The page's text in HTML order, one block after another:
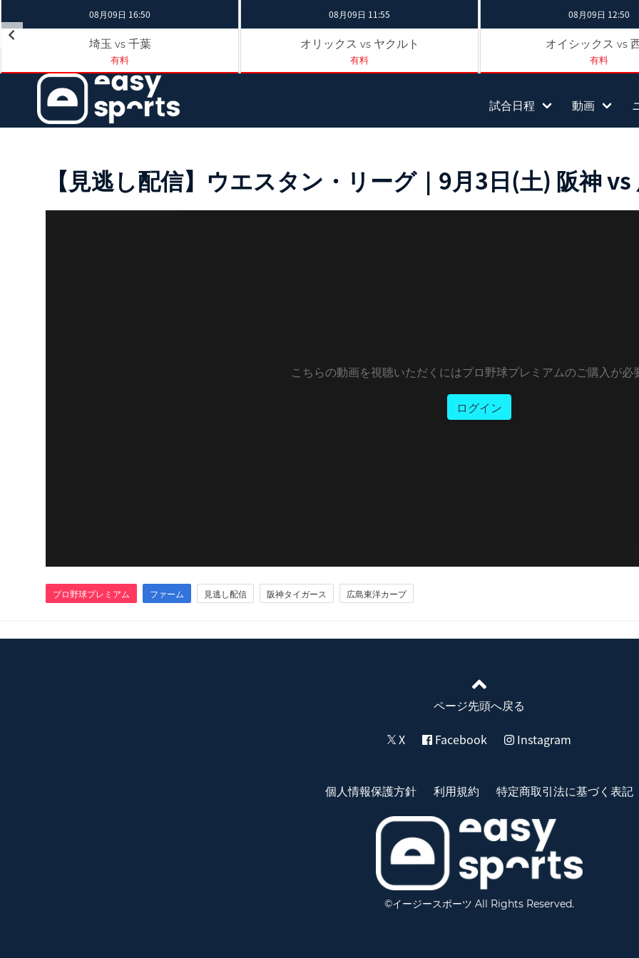
08月09日 16:50
埼玉 vs 千葉
有料
08月09日 11:55
オリックス vs ヤクルト
有料
08月09日 12:50
オイシックス vs
有料
試合日程 動画
【見逃し配信】ウエスタン・リーグ｜9月3日(土) 阪神 vs
こちらの動画を視聴いただくにはプロ野球プレミアムのご購入が必
ログイン
プロ野球プレミアム ファーム 見逃し配信 阪神タイガース 広島東洋カープ
ページ先頭へ戻る
X
Facebook Instagram
個人情報保護方針 利用規約 特定商取引法に基づく表記
©イージースポーツ All Rights Reserved.